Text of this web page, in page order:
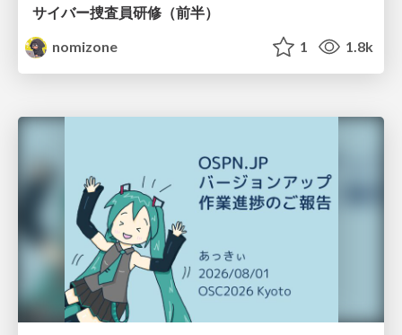
サイバー捜査員研修（前半）
nomizone
1 1.8k